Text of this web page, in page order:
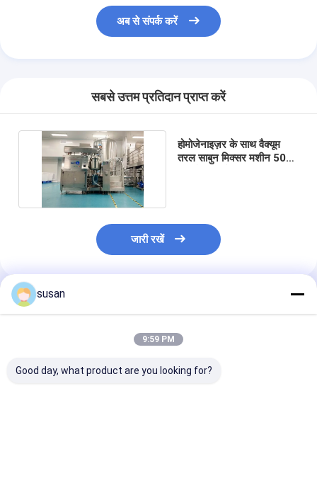
अब से संपर्क करें
सबसे उत्तम प्रतिदान प्राप्त करें
होमोजेनाइज़र के साथ वैक्यूम
तरल साबुन मिक्सर मशीन 500
जारी रखें
अनुशंसित उत्पाद
susan
9:59 PM
Good day, what product are you looking for?